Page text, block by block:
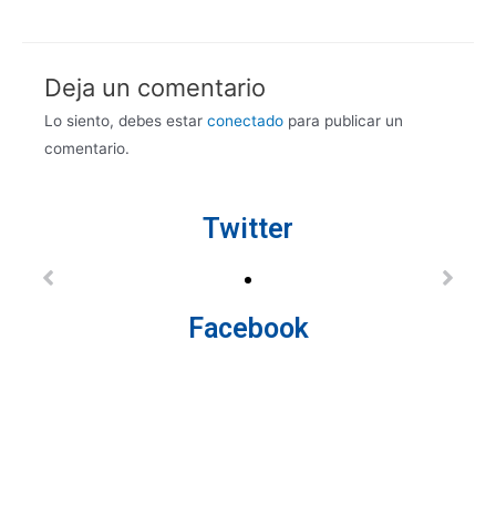
Deja un comentario
Lo siento, debes estar conectado para publicar un
comentario.
Twitter
Facebook